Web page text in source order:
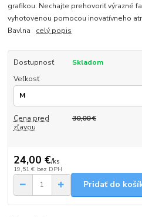
grafikou. Nechajte prehovoriť výrazné
vyhotovenou pomocou inovatívneho
Bavlna celý popis
Dostupnosť
Skladom
Veľkosť
Cena pred
zľavou
30,00 €
24,00 €/ks
19,51 € bez DPH
Pridať do